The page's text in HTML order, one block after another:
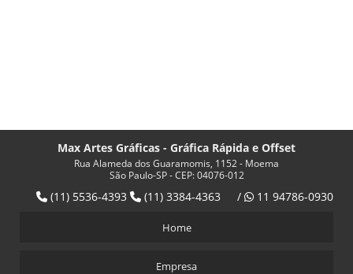
Max Artes Gráficas - Gráfica Rápida e Offset
Rua Alameda dos Guaramomis, 1152 - Moema
São Paulo-SP - CEP: 04076-012
(11) 5536-4393 (11) 3384-4363 / 11 94786-0930
Home
Empresa